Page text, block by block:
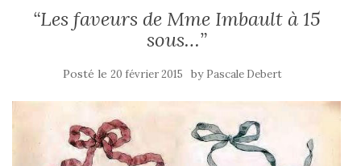
“Les faveurs de Mme Imbault à 15
sous…”
Posté le 20 février 2015 by Pascale Debert